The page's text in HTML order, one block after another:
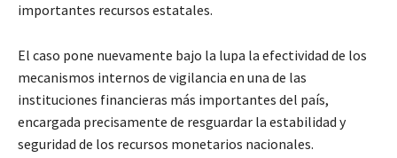
importantes recursos estatales.
El caso pone nuevamente bajo la lupa la efectividad de los
mecanismos internos de vigilancia en una de las
instituciones financieras más importantes del país,
encargada precisamente de resguardar la estabilidad y
seguridad de los recursos monetarios nacionales.